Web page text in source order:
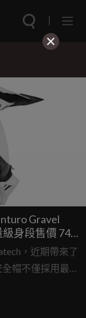
Gravel
身段售價 749
，近期帶來了
帽不僅採用最頂
，誓言成為你